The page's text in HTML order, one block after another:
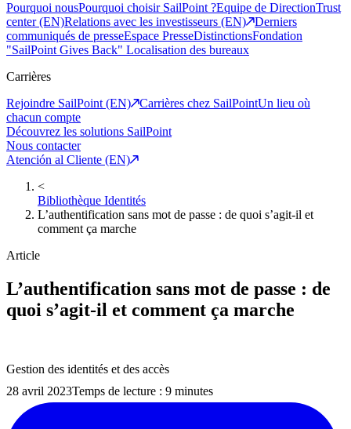
Pourquoi nousPourquoi choisir SailPoint ?Equipe de DirectionTrust
center (EN)Relations avec les investisseurs (EN)
Derniers
communiqués de presseEspace PresseDistinctionsFondation
"SailPoint Gives Back" Localisation des bureaux
Carrières
Rejoindre SailPoint (EN)
Carrières chez SailPointUn lieu où
chacun compte
Découvrez les solutions SailPoint
Nous contacter
Atención al Cliente (EN)
<
Bibliothèque Identités
L’authentification sans mot de passe : de quoi s’agit-il et
comment ça marche
Article
L’authentification sans mot de passe : de
quoi s’agit-il et comment ça marche
Gestion des identités et des accès
28 avril 2023Temps de lecture : 9 minutes